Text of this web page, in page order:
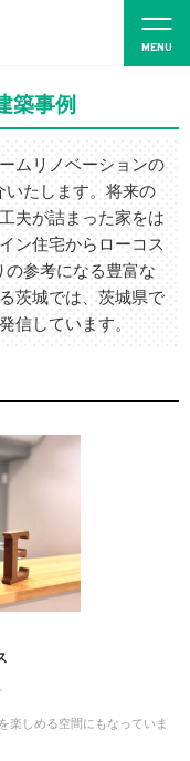
築事例
ムリノベーションの
いたします。将来の
夫が詰まった家をは
ン住宅からローコス
の参考になる豊富な
茨城では、茨城県で
信しています。
楽しめる空間にもなっていま